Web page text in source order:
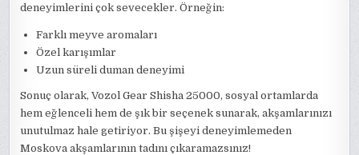
deneyimlerini çok sevecekler. Örneğin:
Farklı meyve aromaları
Özel karışımlar
Uzun süreli duman deneyimi
Sonuç olarak, Vozol Gear Shisha 25000, sosyal ortamlarda
hem eğlenceli hem de şık bir seçenek sunarak, akşamlarınızı
unutulmaz hale getiriyor. Bu şişeyi deneyimlemeden
Moskova akşamlarının tadını çıkaramazsınız!